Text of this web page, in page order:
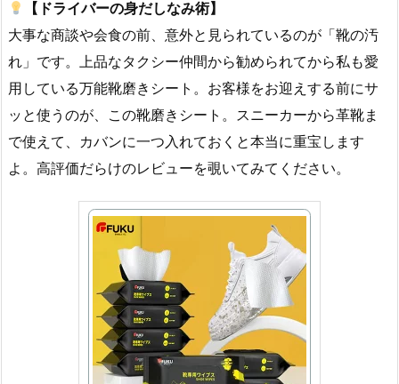
【ドライバーの身だしなみ術】
大事な商談や会食の前、意外と見られているのが「靴の汚
れ」です。上品なタクシー仲間から勧められてから私も愛
用している万能靴磨きシート。お客様をお迎えする前にサ
ッと使うのが、この靴磨きシート。スニーカーから革靴ま
で使えて、カバンに一つ入れておくと本当に重宝します
よ。高評価だらけのレビューを覗いてみてください。